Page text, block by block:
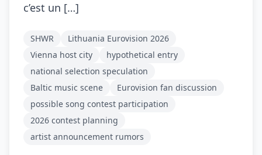
c’est un […]
SHWR
Lithuania Eurovision 2026
Vienna host city
hypothetical entry
national selection speculation
Baltic music scene
Eurovision fan discussion
possible song contest participation
2026 contest planning
artist announcement rumors